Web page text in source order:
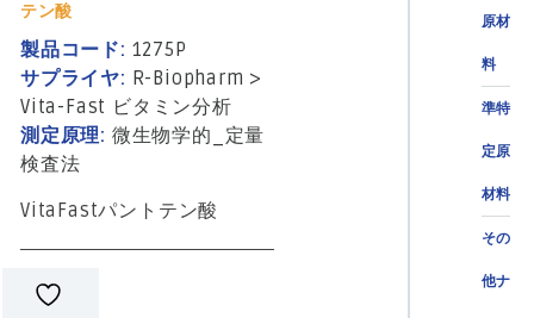
製品検索
見積発行
原材
料
準特
定原
材料
その
他ナ
テン酸
製品コード: 1275P
サプライヤ: R-Biopharm >
Vita-Fast ビタミン分析
測定原理: 微生物学的_定量
検査法
VitaFastパントテン酸